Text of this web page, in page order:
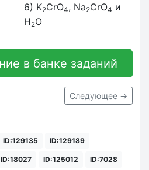
6) K2CrO4, Na2CrO4 и
H2O
в банке заданий
Следующее →
ID:129135 ID:129189
ID:18027 ID:125012 ID:7028